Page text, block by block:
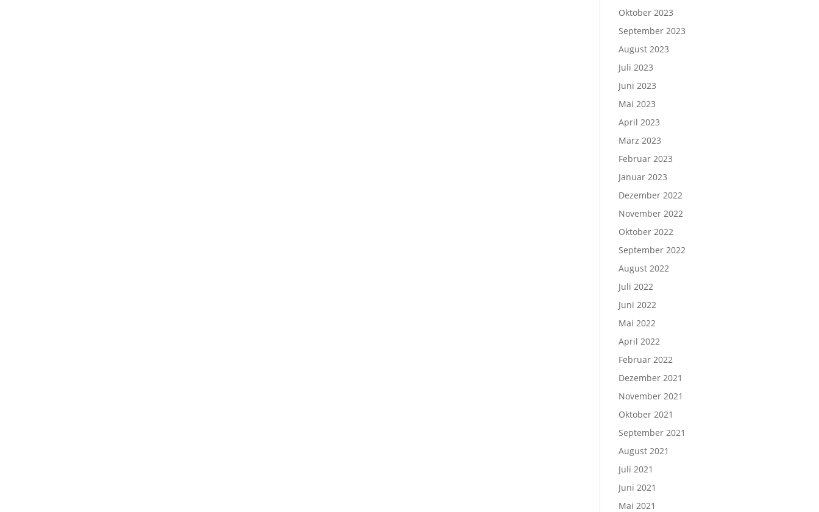
Oktober 2023
September 2023
August 2023
Juli 2023
Juni 2023
Mai 2023
April 2023
März 2023
Februar 2023
Januar 2023
Dezember 2022
November 2022
Oktober 2022
September 2022
August 2022
Juli 2022
Juni 2022
Mai 2022
April 2022
Februar 2022
Dezember 2021
November 2021
Oktober 2021
September 2021
August 2021
Juli 2021
Juni 2021
Mai 2021